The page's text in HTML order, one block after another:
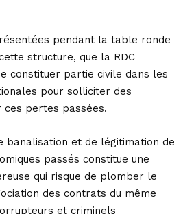
pendant la table ronde
structure, que la RDC
constituer partie civile dans les
pour solliciter des
ces pertes passées.
banalisation et de légitimation de
passés constitue une
qui risque de plomber le
des contrats du même
et criminels